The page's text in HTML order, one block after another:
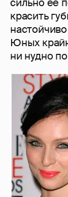
сильно ее
красить
Юных
ни нудно